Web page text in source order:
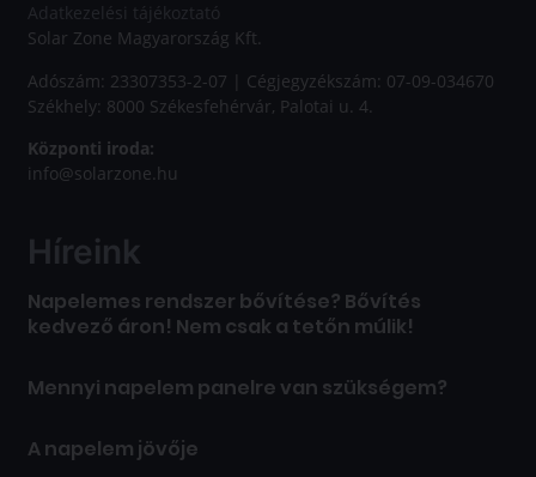
Adatkezelési tájékoztató
Solar Zone Magyarország Kft.
Adószám: 23307353-2-07 | Cégjegyzékszám: 07-09-034670
Székhely: 8000 Székesfehérvár, Palotai u. 4.
Központi iroda:
info@solarzone.hu
Híreink
Napelemes rendszer bővítése? Bővítés
kedvező áron! Nem csak a tetőn múlik!
Mennyi napelem panelre van szükségem?
A napelem jövője